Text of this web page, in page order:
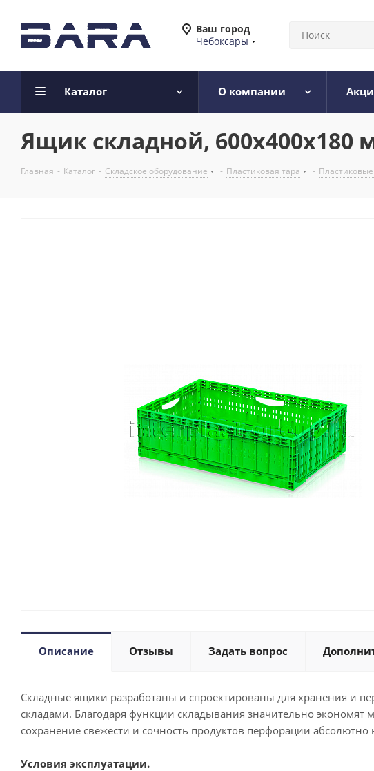
Ваш город
Чебоксары
Каталог О компании
Ящик складной, 600х400х180
Главная - Каталог - Складское оборудование - Пластиковая тара -
Описание Отзывы Задать вопрос
Складные ящики разработаны и спроектированы для хранения и
складами. Благодаря функции складывания значительно
сохранение свежести и сочность продуктов перфорации
Условия эксплуатации.